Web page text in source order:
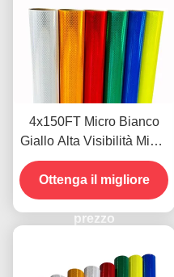
4x150FT Micro Bianco
Giallo Alta Visibilità Micro
Diamond Grade Pellicola
Vinilica Riflettente per
Segnaletica Stradale
ODM
Ottenga il migliore
prezzo